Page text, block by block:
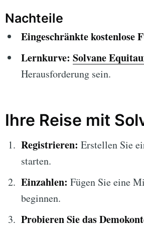
Nachteile
Eingeschränkte kostenlose
Lernkurve: Solvane
Herausforderung sein.
Ihre Reise mit
Registrieren: Erstellen Sie
starten.
Einzahlen: Fügen Sie eine
beginnen.
Probieren Sie das